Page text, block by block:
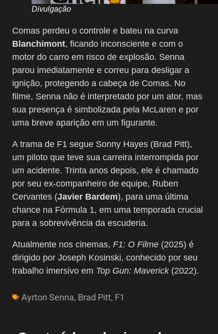
Divulgação
Comas perdeu o controle e bateu na curva
Blanchimont, ficando inconsciente e com o
motor do carro em risco de explosão. Senna
parou imediatamente e correu para desligar a
ignição, protegendo a cabeça de Comas. No
filme, Senna não é interpretado por um ator, mas
sua presença é simbolizada pela McLaren e por
uma breve aparição em um figurante.
A trama de F1 segue Sonny Hayes (Brad Pitt),
um piloto que teve sua carreira interrompida por
um acidente. Trinta anos depois, ele é chamado
por seu ex-companheiro de equipe, Ruben
Cervantes (Javier Bardem), para uma última
chance na Fórmula 1, em uma temporada crucial
para a sobrevivência da escuderia.
Atualmente nos cinemas, F1: O Filme (2025) é
dirigido por Joseph Kosinski, conhecido por seu
trabalho imersivo em Top Gun: Maverick(2022).
Ayrton Senna, Brad Pitt, F1